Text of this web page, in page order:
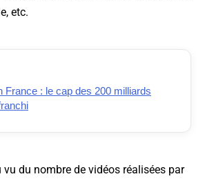
, etc.
France : le cap des 200 milliards
vu du nombre de vidéos réalisées par